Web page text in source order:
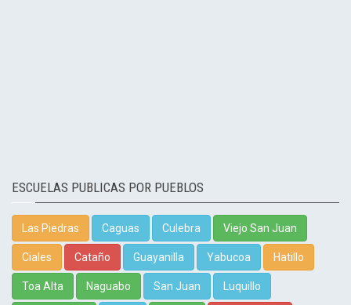
ESCUELAS PUBLICAS POR PUEBLOS
Las Piedras Caguas Culebra Viejo San Juan
Ciales Cataño Guayanilla Yabucoa Hatillo
Toa Alta Naguabo San Juan Luquillo